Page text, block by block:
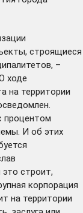
строящиеся
–
ходе
на территории
процентом
И об этих
это строит,
корпорация
на территории